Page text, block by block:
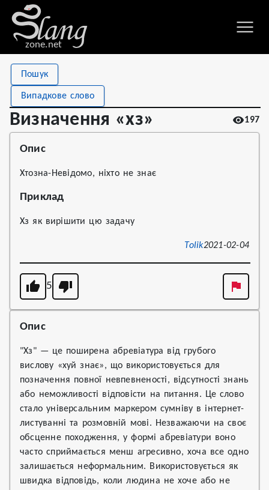
zone.net
Пошук
Випадкове слово
Визначення «хз» 197
Визначення «хз»
Stat
Views
Definitions 3
Опис
Хтозна-Невідомо, ніхто не знає
Приклад
Хз як вирішити цю задачу
Tolik2021-02-04
5
Опис
"Хз" — це поширена абревіатура від грубого
вислову «хуй знає», що використовується для
позначення повної невпевненості, відсутності знань
або неможливості відповісти на питання. Це слово
стало універсальним маркером сумніву в інтернет-
листуванні та розмовній мові. Незважаючи на своє
обсценне походження, у формі абревіатури воно
часто сприймається менш агресивно, хоча все одно
залишається неформальним. Використовується як
швидка відповідь, коли людина не хоче або не